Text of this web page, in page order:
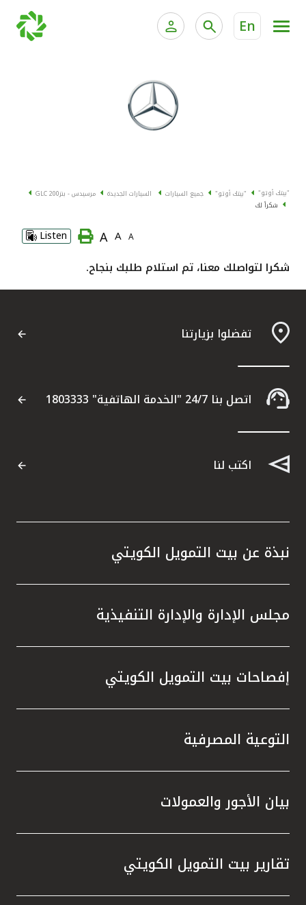
En
الخدمات المصرفية الإلكترونية للأفراد
الخدمات المصرفية الإلكترونية للشركات
الدراجات
مواقع الفروع وأجهزة الصرف الآلي
ألمانيا
تركيا
المملكة المتحدة
مملكة البحرين
"بيتك أوتو" "بيتك أوتو" جميع السيارات السيارات الجديدة مرسيدس - بنزGLC 200
شكراً لك
A
A
A
Listen
شكرا لتواصلك معنا، تم استلام طلبك بنجاح.
تفضلوا بزيارتنا
اتصل بنا 24/7 "الخدمة الهاتفية" 1803333
اكتب لنا
نبذة عن بيت التمويل الكويتي
مجلس الإدارة والإدارة التنفيذية
إفصاحات بيت التمويل الكويتي
التوعية المصرفية
بيان الأجور والعمولات
تقارير بيت التمويل الكويتي